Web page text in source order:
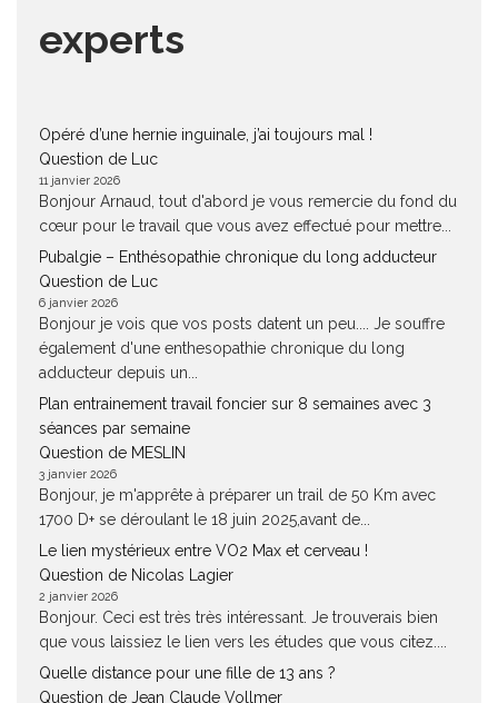
experts
Opéré d’une hernie inguinale, j’ai toujours mal !
Question de Luc
11 janvier 2026
Bonjour Arnaud, tout d'abord je vous remercie du fond du
cœur pour le travail que vous avez effectué pour mettre...
Pubalgie – Enthésopathie chronique du long adducteur
Question de Luc
6 janvier 2026
Bonjour je vois que vos posts datent un peu.... Je souffre
également d'une enthesopathie chronique du long
adducteur depuis un...
Plan entrainement travail foncier sur 8 semaines avec 3
séances par semaine
Question de MESLIN
3 janvier 2026
Bonjour, je m'apprête à préparer un trail de 50 Km avec
1700 D+ se déroulant le 18 juin 2025,avant de...
Le lien mystérieux entre VO2 Max et cerveau !
Question de Nicolas Lagier
2 janvier 2026
Bonjour. Ceci est très très intéressant. Je trouverais bien
que vous laissiez le lien vers les études que vous citez....
Quelle distance pour une fille de 13 ans ?
Question de Jean Claude Vollmer